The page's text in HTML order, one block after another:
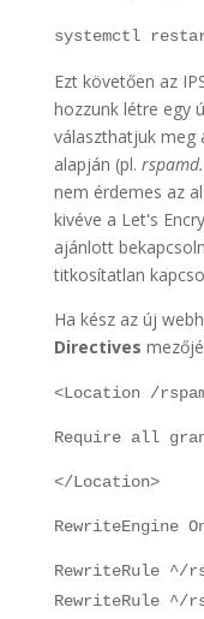
systemctl
Ezt követően az
hozzunk létre egy
választhatjuk meg
alapján (pl.
nem érdemes az
kivéve a Let's
ajánlott
titkosítatlan
Ha kész az új
Directives
<Location /
Require all
</Location>
RewriteEngine
RewriteRule ^/
RewriteRule ^/